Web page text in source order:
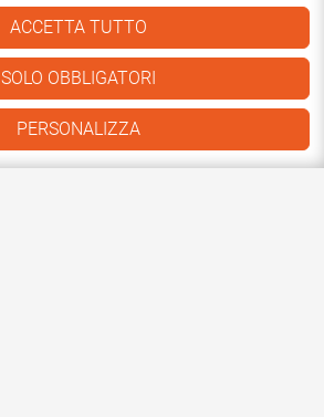
ACCETTA TUTTO
SOLO OBBLIGATORI
PERSONALIZZA